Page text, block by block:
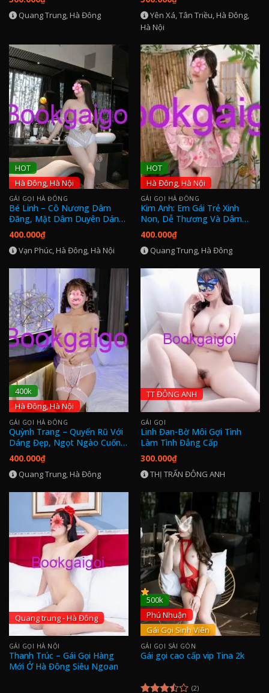
Quang Trung, Hà Đông
Nội
Yên Xá, Tân Triều, Hà Đông,
Hà Nội
HOT
Hà Đông, Hà Nội
GÁI GỌI HÀ ĐÔNG
Bé Linh – Cô Nương Dâm
Đãng, Mặt Dâm Duyên Dáng,
Bú Liếm Bài Bản
400.000₫
Vạn Phúc, Hà Đông, Hà Nội
HOT
Hà Đông, Hà Nội
GÁI GỌI HÀ ĐÔNG
Kim Anh: Em Gái Trẻ Xinh
Non, Dễ Thương Và Dâm
Dãng
400.000₫
Quang Trung, Hà Đông
400k
Hà Đông, Hà Nội
GÁI GỌI HÀ ĐÔNG
Quỳnh Trang – Quyến Rũ Với
Dáng Đẹp, Ngọt Ngào Cuốn
Hút
400.000₫
Quang Trung, Hà Đông
TT ĐÔNG ANH
GÁI GỌI
Linh Đan-Bờ Môi Gợi Tình
Làm Tình Đẳng Cấp
300.000₫
THỊ TRẤN ĐÔNG ANH
Quang trung - Hà Đông
GÁI GỌI HÀ NỘI
Thanh Trúc – Gái Gọi Hàng
Mới Ở Hà Đông Siêu Ngoan
500k
Phú Nhuận
Gái Gọi Sinh Viên
GÁI GỌI SÀI GÒN
Gái gọi cao cấp vip Tina 2k
(2)